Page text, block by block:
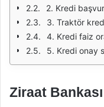
2. Kredi
3. Traktör
4. Kredi faiz
5. Kredi onay
Ziraat